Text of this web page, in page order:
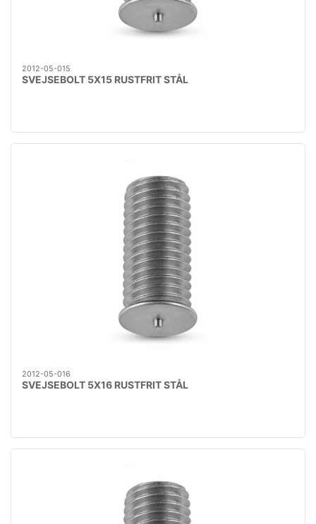
2012-05-015
SVEJSEBOLT 5X15 RUSTFRIT STÅL
2012-05-016
SVEJSEBOLT 5X16 RUSTFRIT STÅL